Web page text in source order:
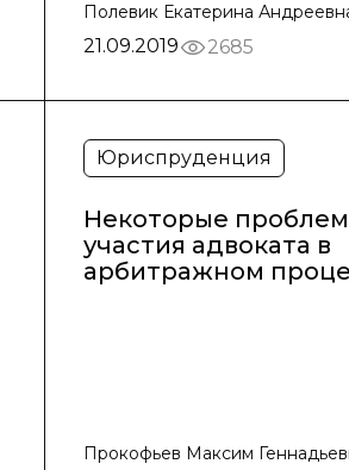
Полевик Екатерина
21.09.2019 2685
Юриспруденция
Некоторые
участия адвоката в
арбитражном
Прокофьев Максим